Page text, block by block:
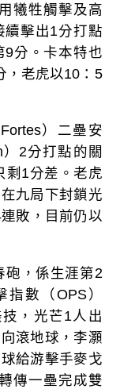
犧牲觸擊及高
續擊出1分打點
9分。卡本特也
，老虎以10：5
）二壘安
2分打點的關
剩1分差。老虎
九局下封鎖光
敗，目前仍以
砲，係生涯第2
數（OPS）
，光芒1人出
滾地球，李灝
給游擊手麥戈
傳一壘完成雙